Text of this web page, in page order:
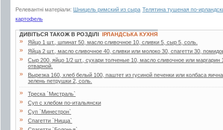
Релевантні матеріали: Шницель римский из сыра Телятина тушеная по-
картофель
ДИВІТЬСЯ ТАКОЖ В РОЗДІЛІ ІРЛАНДСЬКА КУХНЯ
» Яйцо 1 шт., шпинат 50, масло сливочное 10, сливки 5, сыр 5, соль.
» Яйца 2 шт., масло сливочное 40, сливки или молоко 30, спагетти 30,
»
Сыр 200, яйцо 1/2 шт., сухари толченые 10, масло сливочное или
отварной.
»
Вырезка 160, хлеб белый 100, паштет из гусиной печенки или колбаса
зелень петрушки 2, соль.
» Треска `Мистраль`
» Суп с хлебом по-итальянски
» Суп `Минестрон`
» Спагетти `Ницца`
»